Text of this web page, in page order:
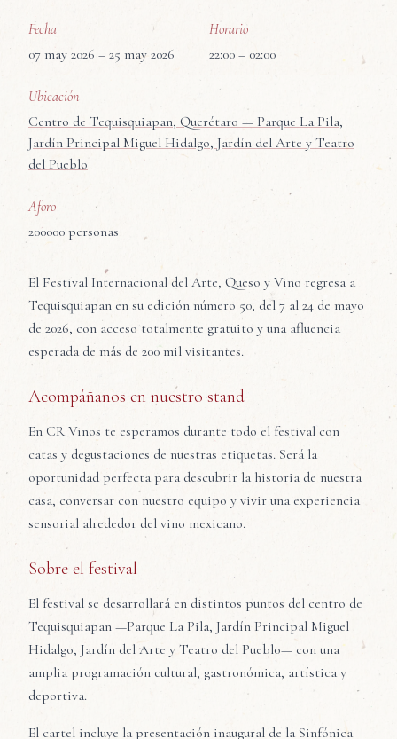
Fecha
07 may 2026 – 25 may 2026
Horario
22:00 – 02:00
Ubicación
Centro de Tequisquiapan, Querétaro — Parque La Pila,
Jardín Principal Miguel Hidalgo, Jardín del Arte y Teatro
del Pueblo
Aforo
200000 personas
El Festival Internacional del Arte, Queso y Vino regresa a
Tequisquiapan en su edición número 50, del 7 al 24 de mayo
de 2026, con acceso totalmente gratuito y una afluencia
esperada de más de 200 mil visitantes.
Acompáñanos en nuestro stand
En CR Vinos te esperamos durante todo el festival con
catas y degustaciones de nuestras etiquetas. Será la
oportunidad perfecta para descubrir la historia de nuestra
casa, conversar con nuestro equipo y vivir una experiencia
sensorial alrededor del vino mexicano.
Sobre el festival
El festival se desarrollará en distintos puntos del centro de
Tequisquiapan —Parque La Pila, Jardín Principal Miguel
Hidalgo, Jardín del Arte y Teatro del Pueblo— con una
amplia programación cultural, gastronómica, artística y
deportiva.
El cartel incluye la presentación inaugural de la Sinfónica